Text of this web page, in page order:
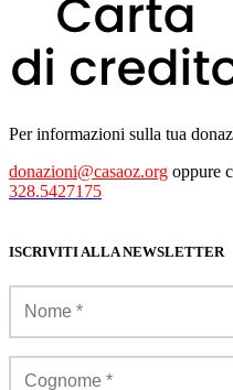
Per informazioni sulla tua
donazioni@casaoz.org oppure
328.5427175
ISCRIVITI ALLA NEWSLETTER